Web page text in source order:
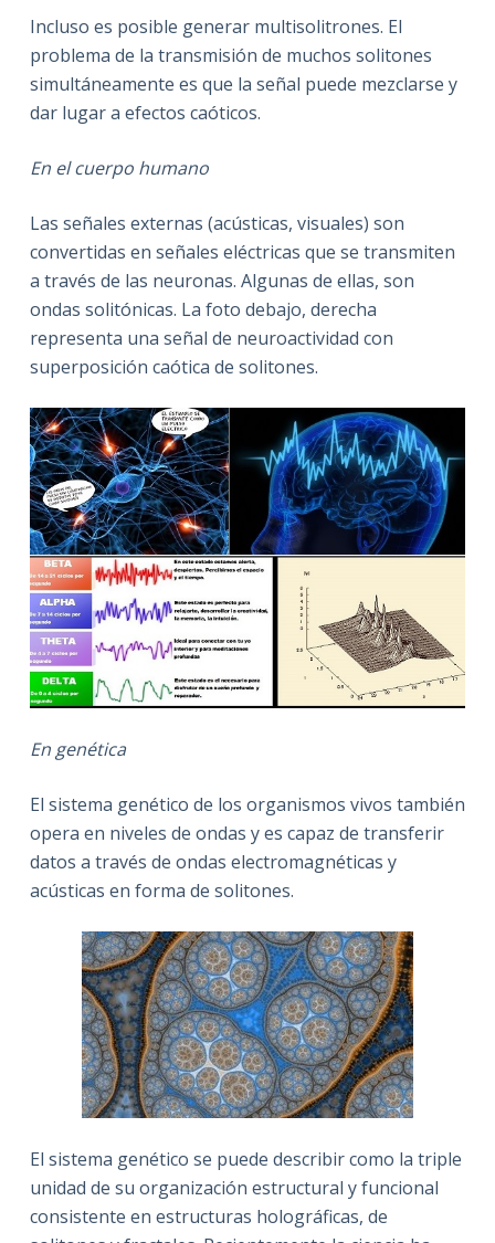
Incluso es posible generar multisolitrones. El
problema de la transmisión de muchos solitones
simultáneamente es que la señal puede mezclarse y
dar lugar a efectos caóticos.
En el cuerpo humano
Las señales externas (acústicas, visuales) son
convertidas en señales eléctricas que se transmiten
a través de las neuronas. Algunas de ellas, son
ondas solitónicas. La foto debajo, derecha
representa una señal de neuroactividad con
superposición caótica de solitones.
En genética
El sistema genético de los organismos vivos también
opera en niveles de ondas y es capaz de transferir
datos a través de ondas electromagnéticas y
acústicas en forma de solitones.
El sistema genético se puede describir como la triple
unidad de su organización estructural y funcional
consistente en estructuras holográficas, de